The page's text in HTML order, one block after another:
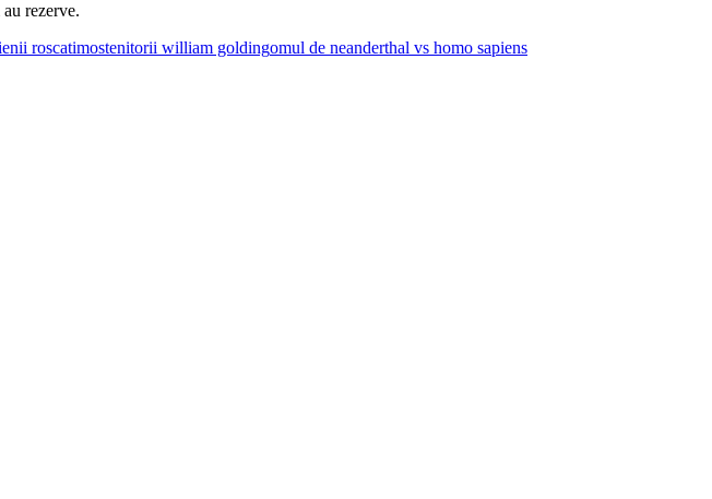
rezerve.
roscatimostenitorii william goldingomul de neanderthal vs homo sapiens